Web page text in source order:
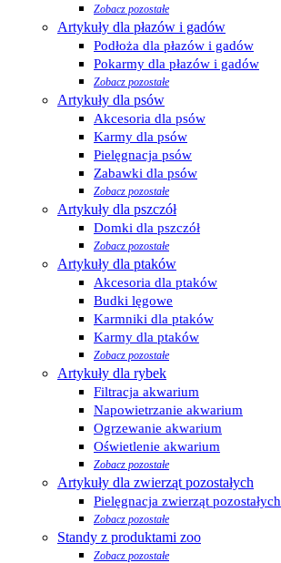
Zobacz pozostałe
Artykuły dla płazów i gadów
Podłoża dla płazów i gadów
Pokarmy dla płazów i gadów
Zobacz pozostałe
Artykuły dla psów
Akcesoria dla psów
Karmy dla psów
Pielęgnacja psów
Zabawki dla psów
Zobacz pozostałe
Artykuły dla pszczół
Domki dla pszczół
Zobacz pozostałe
Artykuły dla ptaków
Akcesoria dla ptaków
Budki lęgowe
Karmniki dla ptaków
Karmy dla ptaków
Zobacz pozostałe
Artykuły dla rybek
Filtracja akwarium
Napowietrzanie akwarium
Ogrzewanie akwarium
Oświetlenie akwarium
Zobacz pozostałe
Artykuły dla zwierząt pozostałych
Pielęgnacja zwierząt pozostałych
Zobacz pozostałe
Standy z produktami zoo
Zobacz pozostałe